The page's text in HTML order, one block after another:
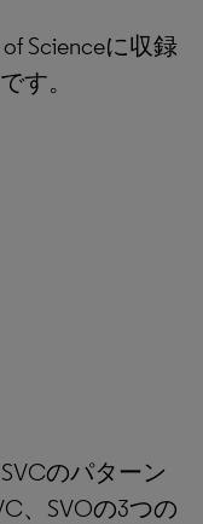
Scienceに収録
す。
のパターン
、SVOの3つの